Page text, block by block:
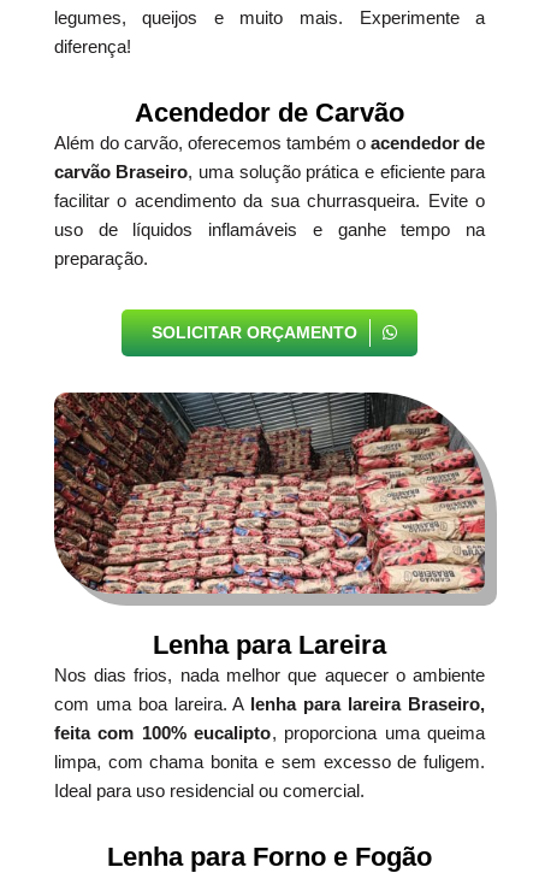
legumes, queijos e muito mais. Experimente a
diferença!
Acendedor de Carvão
Além do carvão, oferecemos também oacendedor de
carvão Braseiro, uma solução prática e eficiente para
facilitar o acendimento da sua churrasqueira. Evite o
uso de líquidos inflamáveis e ganhe tempo na
preparação.
SOLICITAR ORÇAMENTO
Lenha para Lareira
Nos dias frios, nada melhor que aquecer o ambiente
com uma boa lareira. A lenha para lareira Braseiro,
feita com 100% eucalipto, proporciona uma queima
limpa, com chama bonita e sem excesso de fuligem.
Ideal para uso residencial ou comercial.
Lenha para Forno e Fogão